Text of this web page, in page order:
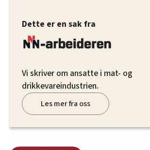
Dette er en sak fra
Vi skriver om ansatte i mat- og
drikkevareindustrien.
Les mer fra oss